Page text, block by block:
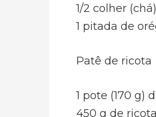
1/2 colher
1 pitada de
Patê de ricota
1 pote (170 g)
450 g de